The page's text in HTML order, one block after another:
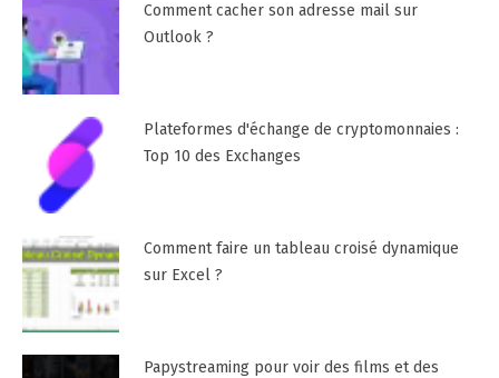
Comment cacher son adresse mail sur
Outlook ?
Plateformes d'échange de cryptomonnaies :
Top 10 des Exchanges
Comment faire un tableau croisé dynamique
sur Excel ?
Papystreaming pour voir des films et des